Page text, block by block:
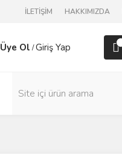
İLETİŞİM HAKKIMIZDA
Üye Ol /Giriş Yap